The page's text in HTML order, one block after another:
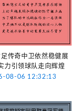
传奇中卫依然稳健展
力引领球队走向辉煌
08-06 12:32:13